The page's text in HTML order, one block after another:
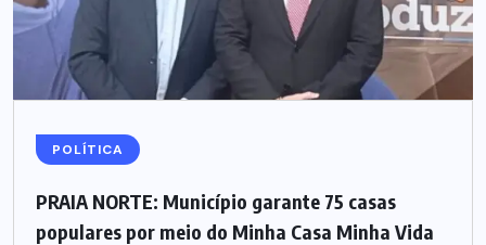
POLÍTICA
PRAIA NORTE: Município garante 75 casas
populares por meio do Minha Casa Minha Vida